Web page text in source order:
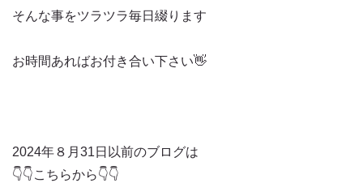
そんな事をツラツラ毎日綴ります
お時間あればお付き合い下さい👋
2024年８月31日以前のブログは
👇👇こちらから👇👇